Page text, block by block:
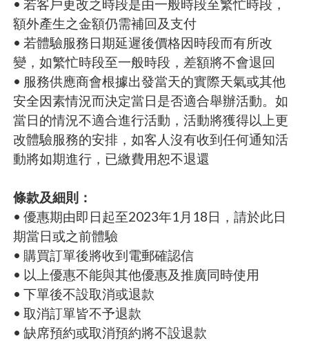
• 若客戶更改之時段是由一般時段至繁忙時段，
額外產生之金額仍需補回及支付
• 若體驗服務日期延遲後價格因時段而有所改
變，如繁忙時段至一般時段，差額將不會退回
• 服務供應商會根據出發當天的實際天氣或其他
安全因素情況而決定當日是否適合舉辦活動。如
當日的情況不適合進行活動，活動將獲得以上更
改體驗服務的安排，如客人沒有收到任何通知活
動將如期進行，已繳費用恕不退還
條款及細則：
• 優惠期由即日起至2023年1月18日，請於此日
期當日或之前體驗
• 購買訂單後將收到電郵確認信
• 以上優惠不能與其他優惠及推廣同時使用
• 下單後不設取消或退款
• 取消訂單皆不予退款
• 缺席預約或取消預約將不設退款